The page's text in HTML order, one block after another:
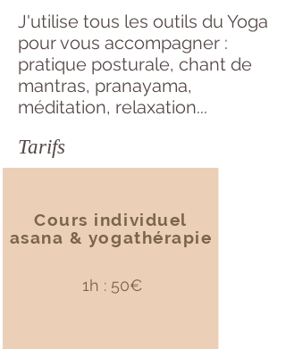
J'utilise tous les outils du Yoga
pour vous accompagner :
pratique posturale, chant de
mantras, pranayama,
méditation, relaxation...
Tarifs
Cours individuel
asana & yogathérapie
1h : 50€